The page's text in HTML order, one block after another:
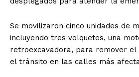
SUSCRIBETE
Se movilizaron cinco unidades de
incluyendo tres volquetes, una
retroexcavadora, para remover
el tránsito en las calles más